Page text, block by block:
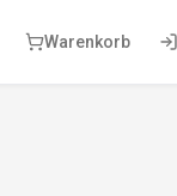
Warenkorb